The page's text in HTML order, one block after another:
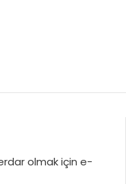
olmak için e-